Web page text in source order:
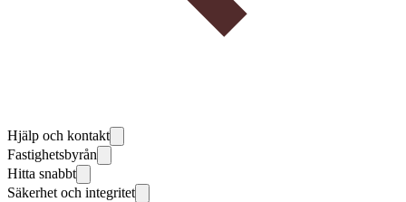
Hjälp och kontakt
Fastighetsbyrån
Hitta snabbt
Säkerhet och integritet